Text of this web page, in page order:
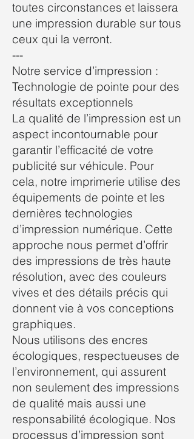
toutes circonstances et laissera
une impression durable sur tous
ceux qui la verront.
---
Notre service d’impression :
Technologie de pointe pour des
résultats exceptionnels
La qualité de l’impression est un
aspect incontournable pour
garantir l’efficacité de votre
publicité sur véhicule. Pour
cela, notre imprimerie utilise des
équipements de pointe et les
dernières technologies
d’impression numérique. Cette
approche nous permet d’offrir
des impressions de très haute
résolution, avec des couleurs
vives et des détails précis qui
donnent vie à vos conceptions
graphiques.
Nous utilisons des encres
écologiques, respectueuses de
l’environnement, qui assurent
non seulement des impressions
de qualité mais aussi une
responsabilité écologique. Nos
processus d’impression sont